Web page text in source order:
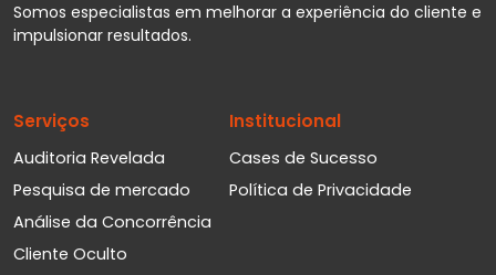
Somos especialistas em melhorar a experiência do cliente e
impulsionar resultados.
Serviços
Auditoria Revelada
Pesquisa de mercado
Análise da Concorrência
Cliente Oculto
Institucional
Cases de Sucesso
Política de Privacidade